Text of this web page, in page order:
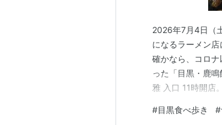
2026年7月4日（
になるラーメン
確かなら、コロ
った「目黒・鹿
雅 入口 11時開店
逆「L字」のカウ
#目黒食べ歩き #